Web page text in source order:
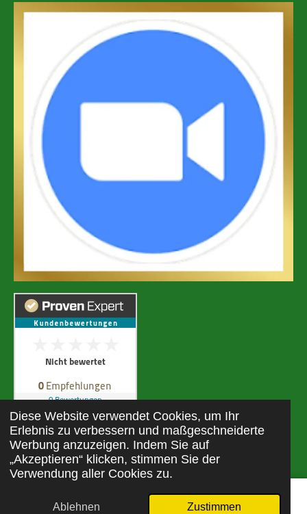
Diese Website verwendet Cookies, um Ihr
Erlebnis zu verbessern und maßgeschneiderte
Werbung anzuzeigen. Indem Sie auf
„Akzeptieren“ klicken, stimmen Sie der
Verwendung aller Cookies zu.
Ablehnen Zustimmen
© 2024 Selbstfürsorge-Coachings-mit-Sylvia